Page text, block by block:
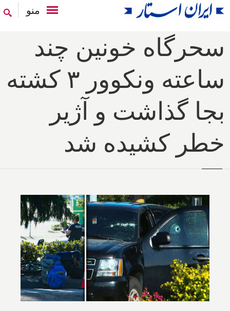
منو
سحرگاه خونین چند
ساعته ونکوور ۳ کشته
بجا گذاشت و آژیر
خطر کشیده شد